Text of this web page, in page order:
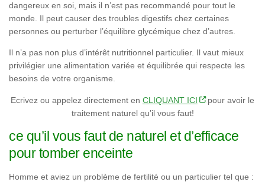
dangereux en soi, mais il n’est pas recommandé pour tout le
monde. Il peut causer des troubles digestifs chez certaines
personnes ou perturber l’équilibre glycémique chez d’autres.
Il n’a pas non plus d’intérêt nutritionnel particulier. Il vaut mieux
privilégier une alimentation variée et équilibrée qui respecte les
besoins de votre organisme.
Ecrivez ou appelez directement en CLIQUANT ICI
pour avoir le
traitement naturel qu’il vous faut!
ce qu’il vous faut de naturel et d’efficace
pour tomber enceinte
Homme et aviez un problème de fertilité ou un particulier tel que :